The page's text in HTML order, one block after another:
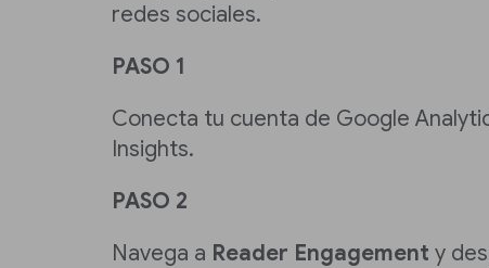
redes sociales.
PASO 1
Conecta tu cuenta de Google
Insights.
PASO 2
Navega a Reader Engagement y